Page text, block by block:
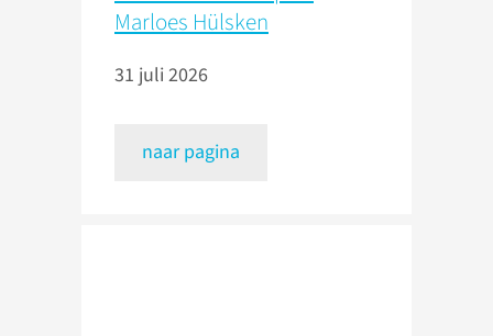
Marloes Hülsken
31 juli 2026
naar pagina